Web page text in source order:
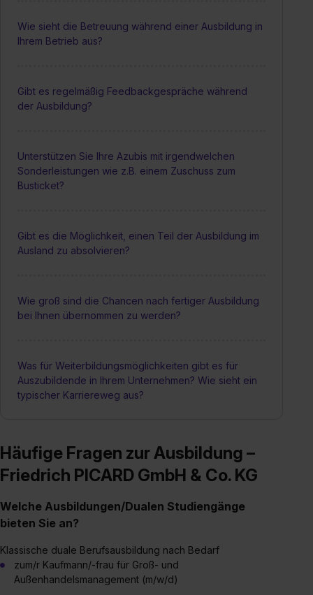
Wie sieht die Betreuung während einer Ausbildung in
Ihrem Betrieb aus?
Gibt es regelmäßig Feedbackgespräche während
der Ausbildung?
Unterstützen Sie Ihre Azubis mit irgendwelchen
Sonderleistungen wie z.B. einem Zuschuss zum
Busticket?
Gibt es die Möglichkeit, einen Teil der Ausbildung im
Ausland zu absolvieren?
Wie groß sind die Chancen nach fertiger Ausbildung
bei Ihnen übernommen zu werden?
Was für Weiterbildungsmöglichkeiten gibt es für
Auszubildende in Ihrem Unternehmen? Wie sieht ein
typischer Karriereweg aus?
Häufige Fragen zur Ausbildung –
Friedrich PICARD GmbH & Co. KG
Welche Ausbildungen/Dualen Studiengänge
bieten Sie an?
Klassische duale Berufsausbildung nach Bedarf
zum/r Kaufmann/-frau für Groß- und
Außenhandelsmanagement (m/w/d)